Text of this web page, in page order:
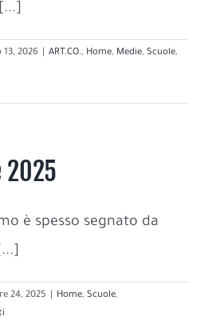
13, 2026 ART.CO., Home, Medie, Scuole,
2025
è spesso segnato da
24, 2025 Home, Scuole,